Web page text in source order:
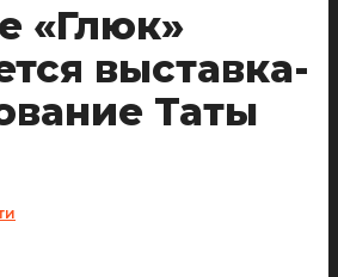
«Глюк»
выставка-
Таты